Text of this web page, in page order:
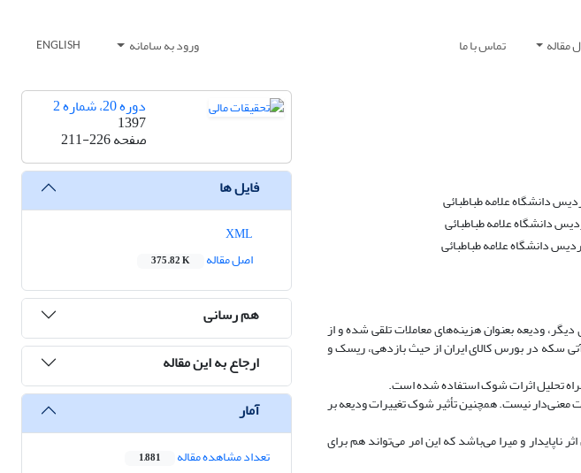
مقاله تماس با ما ورود به سامانه ENGLISH
دانشگاه علامه طباطبائی
دانشگاه علامه طباطبائی
دانشگاه علامه طباطبائی
ودیعه بعنوان هزینه‌های معاملات تلقی شده و از
آتی سکه در بورس کالای ایران از حیث بازدهی، ریسک و
تحلیل اثرات شوک استفاده شده است.
معنی‌دار نیست. همچنین تأثیر شوک تغییرات ودیعه بر
ناپایدار و میرا می‌باشد که این امر می‌تواند هم برای
دوره 20، شماره 2
1397
صفحه211-226
فایل ها
اصل مقاله
375.82 K
هم رسانی
ارجاع به این مقاله
آمار
تعداد مشاهده مقاله 1,881